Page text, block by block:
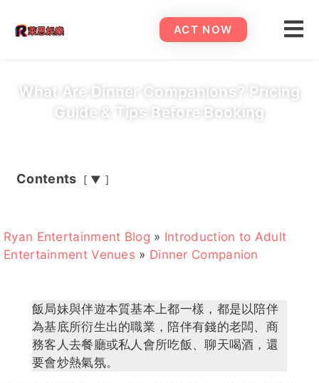
ACT NOW
What Are Dinner Companions? Pricing
Guide & Tips Before Booking
Contents ▼
Ryan Entertainment Blog » Introduction to Adult
Entertainment Venues » Dinner Companion
飯局妹與伴遊本質基本上都一樣，都是以陪伴
為基底所衍生出的職業，陪伴有錢的老闆、商
務客人去餐廳或私人會所吃飯、聊天喝酒，還
要會炒熱氣氛。